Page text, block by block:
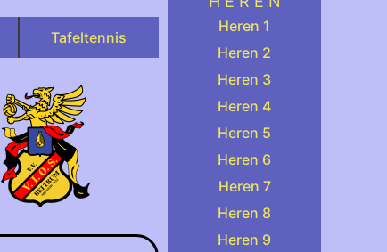
Tafeltennis
Heren 1
Heren 2
Heren 3
Heren 4
Heren 5
Heren 6
Heren 7
Heren 8
Heren 9